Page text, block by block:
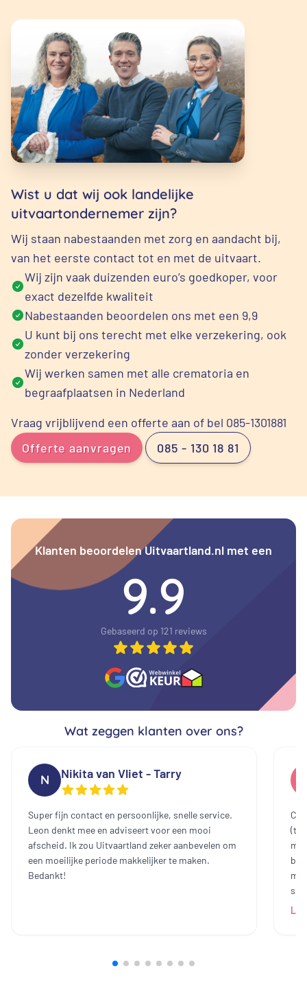
Wist u dat wij ook landelijke
uitvaartondernemer zijn?
Wij staan nabestaanden met zorg en aandacht bij,
van het eerste contact tot en met de uitvaart.
Wij zijn vaak duizenden euro’s goedkoper, voor
exact dezelfde kwaliteit
Nabestaanden beoordelen ons met een 9,9
U kunt bij ons terecht met elke verzekering, ook
zonder verzekering
Wij werken samen met alle crematoria en
begraafplaatsen in Nederland
Vraag vrijblijvend een offerte aan of bel 085-1301881
Offerte aanvragen
085 - 130 18 81
Klanten beoordelen Uitvaartland.nl met een
9.9
Gebaseerd op 121 reviews
Wat zeggen klanten over ons?
N Nikita van Vliet - Tarry
Super fijn contact en persoonlijke, snelle service.
Leon denkt mee en adviseert voor een mooi
afscheid. Ik zou Uitvaartland zeker aanbevelen om
een moeilijke periode makkelijker te maken.
Bedankt!